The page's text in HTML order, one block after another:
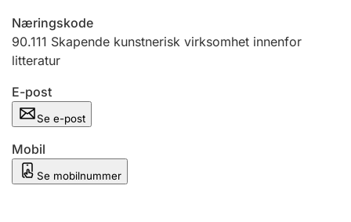
Offentlig sektor
Andre tema
Næringskode
90.111 Skapende kunstnerisk virksomhet innenfor
litteratur
E-post
Se e-post
Mobil
Se mobilnummer